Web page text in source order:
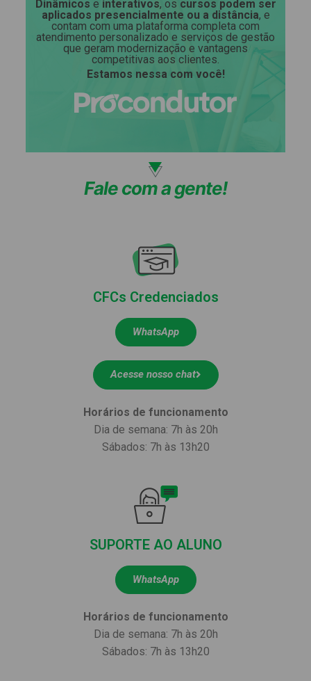
Dinâmicos e interativos, os cursos podem ser
aplicados presencialmente ou a distância, e
contam com uma plataforma completa com
atendimento personalizado e serviços de gestão
que geram modernização e vantagens
competitivas aos clientes.
Estamos nessa com você!
Fale com a gente!
CFCs Credenciados
WhatsApp
Acesse nosso chat
Horários de funcionamento
Dia de semana: 7h às 20h
Sábados: 7h às 13h20
SUPORTE AO ALUNO
WhatsApp
Horários de funcionamento
Dia de semana: 7h às 20h
Sábados: 7h às 13h20